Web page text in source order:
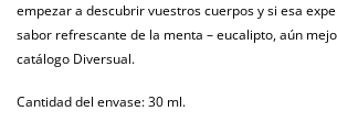
empezar a descubrir vuestros cuerpos y si esa
sabor refrescante de la menta – eucalipto, aún
catálogo Diversual.
Cantidad del envase: 30 ml.